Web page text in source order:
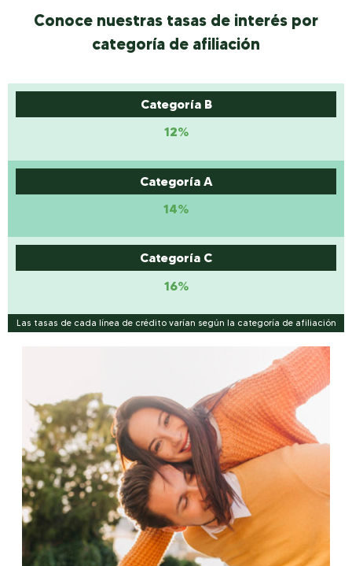
Conoce nuestras tasas de interés por
categoría de afiliación
Categoría B
12%
Categoría A
14%
Categoría C
16%
Las tasas de cada línea de crédito varían según la categoría de afiliación